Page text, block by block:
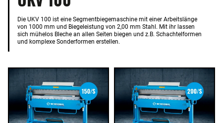
Die UKV 100 ist eine Segmentbiegemaschine mit einer Arbeitslänge
von 1000 mm und Biegeleistung von 2,00 mm Stahl. Mit ihr lassen
sich mühelos Bleche an allen Seiten biegen und z.B. Schachtelformen
und komplexe Sonderformen erstellen.